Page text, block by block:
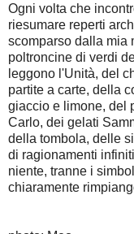
Ogni volta che
riesumare reperti
scomparso dalla mia
poltroncine di verdi
leggono l'Unità, del
partite a carte, della
giaccio e limone, del
Carlo, dei gelati
della tombola, delle
di ragionamenti
niente, tranne i
chiaramente